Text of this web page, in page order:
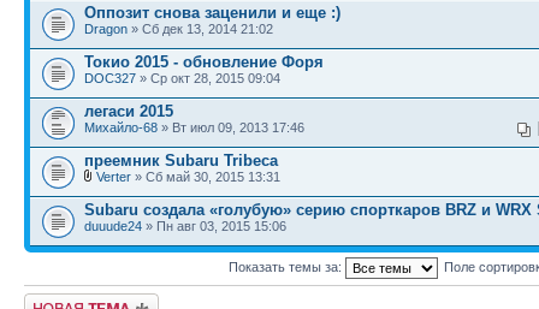
Оппозит снова заценили и еще :)
Dragon » Сб дек 13, 2014 21:02
Токио 2015 - обновление Форя
DOC327 » Ср окт 28, 2015 09:04
легаси 2015
Михайло-68 » Вт июл 09, 2013 17:46
преемник Subaru Tribeca
Verter » Сб май 30, 2015 13:31
Subaru создала «голубую» серию спорткаров BRZ и WRX
duuude24 » Пн авг 03, 2015 15:06
Показать темы за: Поле
Новая тема